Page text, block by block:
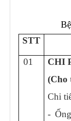
STT
01
CHI
(Cho
Chi
-